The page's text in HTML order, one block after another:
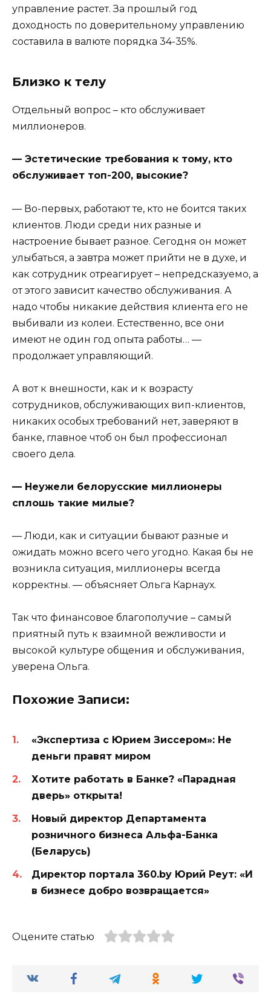
управление растет. За прошлый год
доходность по доверительному управлению
составила в валюте порядка 34-35%.
Близко к телу
Отдельный вопрос – кто обслуживает
миллионеров.
— Эстетические требования к тому, кто
обслуживает топ-200, высокие?
— Во-первых, работают те, кто не боится таких
клиентов. Люди среди них разные и
настроение бывает разное. Сегодня он может
улыбаться, а завтра может прийти не в духе, и
как сотрудник отреагирует – непредсказуемо, а
от этого зависит качество обслуживания. А
надо чтобы никакие действия клиента его не
выбивали из колеи. Естественно, все они
имеют не один год опыта работы… —
продолжает управляющий.
А вот к внешности, как и к возрасту
сотрудников, обслуживающих вип-клиентов,
никаких особых требований нет, заверяют в
банке, главное чтоб он был профессионал
своего дела.
— Неужели белорусские миллионеры
сплошь такие милые?
— Люди, как и ситуации бывают разные и
ожидать можно всего чего угодно. Какая бы не
возникла ситуация, миллионеры всегда
корректны. — объясняет Ольга Карнаух.
Так что финансовое благополучие – самый
приятный путь к взаимной вежливости и
высокой культуре общения и обслуживания,
уверена Ольга.
Похожие Записи:
«Экспертиза с Юрием Зиссером»: Не
деньги правят миром
Хотите работать в Банке? «Парадная
дверь» открыта!
Новый директор Департамента
розничного бизнеса Альфа-Банка
(Беларусь)
Директор портала 360.by Юрий Реут: «И
в бизнесе добро возвращается»
Оцените статью